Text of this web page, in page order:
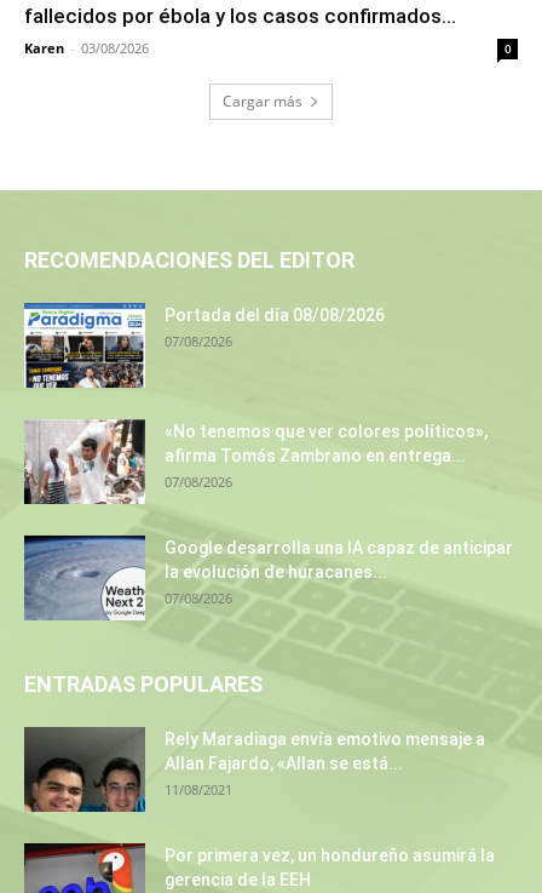
fallecidos por ébola y los casos confirmados...
Karen - 03/08/2026 0
Cargar más
RECOMENDACIONES DEL EDITOR
Portada del día 08/08/2026
07/08/2026
«No tenemos que ver colores políticos»,
afirma Tomás Zambrano en entrega...
07/08/2026
Google desarrolla una IA capaz de anticipar
la evolución de huracanes...
07/08/2026
ENTRADAS POPULARES
Rely Maradiaga envía emotivo mensaje a
Allan Fajardo, «Allan se está...
11/08/2021
Por primera vez, un hondureño asumirá la
gerencia de la EEH